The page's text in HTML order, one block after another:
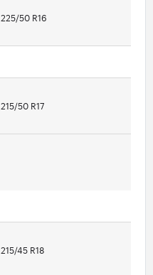
225/50 R16
215/50 R17
215/45 R18